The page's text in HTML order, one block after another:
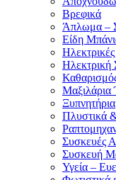
Βρεφικά
Άπλωμα –
Είδη
Ηλεκτρική
Ξυπνητήρια
Πλυστικά
Συσκευές
Συσκευή
Υγεία –